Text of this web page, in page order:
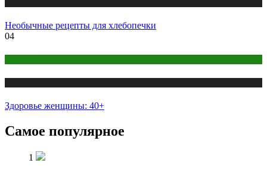
Необычные рецепты для хлебопечки
04
Здоровье женщины: 40+
Самое популярное
1